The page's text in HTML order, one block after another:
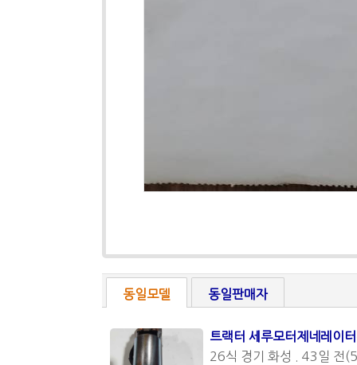
동일모델 동일판매자
트랙터 세루모터제네레이
26식 경기 화성 . 43일 전